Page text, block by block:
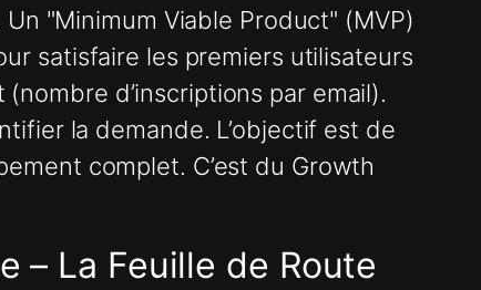
"Minimum Viable Product" (MVP)
satisfaire les premiers utilisateurs
d’inscriptions par email).
la demande. L’objectif est de
complet. C’est du Growth
– La Feuille de Route